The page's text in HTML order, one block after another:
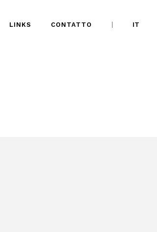
LINKS CONTATTO IT